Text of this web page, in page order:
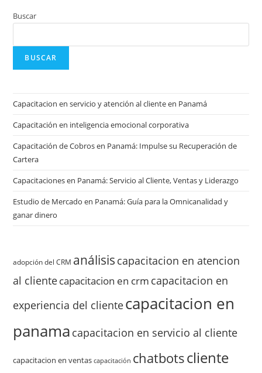
Buscar
BUSCAR
Capacitacion en servicio y atención al cliente en Panamá
Capacitación en inteligencia emocional corporativa
Capacitación de Cobros en Panamá: Impulse su Recuperación de
Cartera
Capacitaciones en Panamá: Servicio al Cliente, Ventas y Liderazgo
Estudio de Mercado en Panamá: Guía para la Omnicanalidad y
ganar dinero
adopción del CRM análisis capacitacion en atencion
al clientecapacitacion en crm capacitacion en
experiencia del clientecapacitacion en
panama capacitacion en servicio al cliente
capacitacion en ventas capacitación chatbotscliente